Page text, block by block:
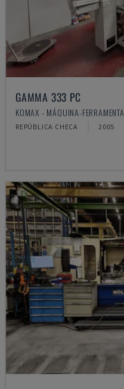
GAMMA 333 PC
KOMAX - MÁQUINA-FERRAMENTA
REPÚBLICA CHECA 2005